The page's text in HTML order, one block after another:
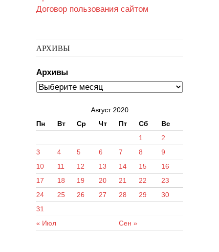
Договор пользования сайтом
АРХИВЫ
Архивы
Август 2020
Пн
Вт Ср Чт Пт Сб Вс
« Июл Сен »
1
2
3
4 5 6 7 8
9
10
11 12 13 14 15
16
17
18 19 20 21 22
23
24
25 26 27 28 29
30
31